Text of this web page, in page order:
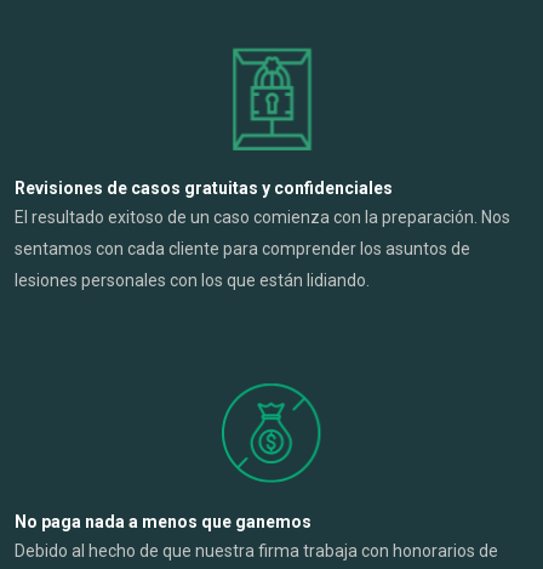
Revisiones de casos gratuitas y confidenciales
El resultado exitoso de un caso comienza con la preparación. Nos
sentamos con cada cliente para comprender los asuntos de
lesiones personales con los que están lidiando.
No paga nada a menos que ganemos
Debido al hecho de que nuestra firma trabaja con honorarios de